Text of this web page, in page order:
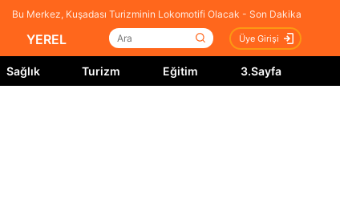
Bu Merkez, Kuşadası Turizminin Lokomotifi Olacak - Son Dakika
YEREL Üye Girişi
Sağlık Turizm Eğitim 3.Sayfa